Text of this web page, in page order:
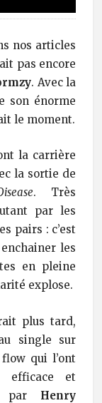
nos articles
pas encore
. Avec la
son énorme
le moment.
la carrière
la sortie de
. Très
par les
pairs : c’est
les
en pleine
explose.
plus tard,
single sur
qui l’ont
efficace et
par Henry